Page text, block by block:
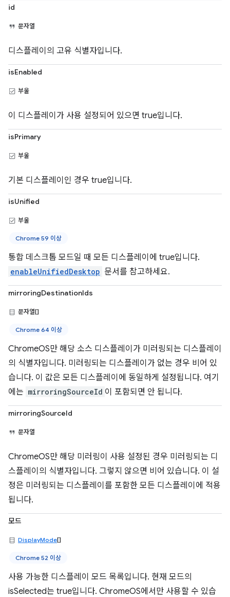
id
문자열
디스플레이의 고유 식별자입니다.
isEnabled
부울
이 디스플레이가 사용 설정되어 있으면 true입니다.
isPrimary
부울
기본 디스플레이인 경우 true입니다.
isUnified
부울
Chrome 59 이상
통합 데스크톱 모드일 때 모든 디스플레이에 true입니다.
enableUnifiedDesktop 문서를 참고하세요.
mirroringDestinationIds
문자열[]
Chrome 64 이상
ChromeOS만 해당 소스 디스플레이가 미러링되는 디스플레이
의 식별자입니다. 미러링되는 디스플레이가 없는 경우 비어 있
습니다. 이 값은 모든 디스플레이에 동일하게 설정됩니다. 여기
에는 mirroringSourceId 이 포함되면 안 됩니다.
mirroringSourceId
문자열
ChromeOS만 해당 미러링이 사용 설정된 경우 미러링되는 디
스플레이의 식별자입니다. 그렇지 않으면 비어 있습니다. 이 설
정은 미러링되는 디스플레이를 포함한 모든 디스플레이에 적용
됩니다.
모드
DisplayMode[]
Chrome 52 이상
사용 가능한 디스플레이 모드 목록입니다. 현재 모드의
isSelected는 true입니다. ChromeOS에서만 사용할 수 있습